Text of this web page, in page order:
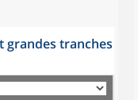
grandes tranches